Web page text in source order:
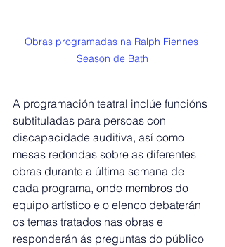
Obras programadas na Ralph Fiennes
Season de Bath
A programación teatral inclúe funcións
subtituladas para persoas con
discapacidade auditiva, así como
mesas redondas sobre as diferentes
obras durante a última semana de
cada programa, onde membros do
equipo artístico e o elenco debaterán
os temas tratados nas obras e
responderán ás preguntas do público